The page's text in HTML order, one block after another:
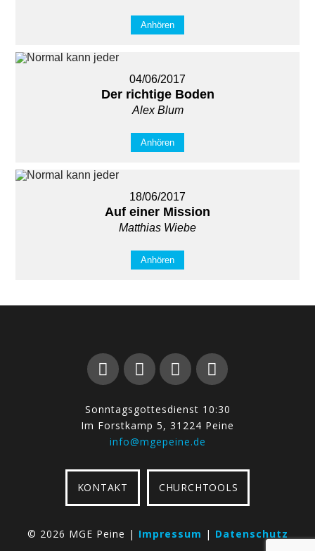
Anhören
04/06/2017
Der richtige Boden
Alex Blum
Anhören
18/06/2017
Auf einer Mission
Matthias Wiebe
Anhören
Sonntagsgottesdienst 10:30
Im Forstkamp 5, 31224 Peine
info@mgepeine.de
KONTAKT CHURCHTOOLS
© 2026 MGE Peine | Impressum | Datenschutz